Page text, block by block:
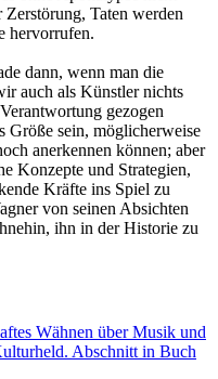
Taten werden
hervorrufen.
dann, wenn man die
auch als Künstler nichts
gezogen
Größe sein, möglicherweise
anerkennen können; aber
Konzepte und Strategien,
Kräfte ins Spiel zu
von seinen Absichten
ihn in der Historie zu
Wähnen über Musik und
Abschnitt in Buch